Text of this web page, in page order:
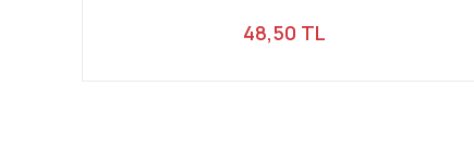
48,50 TL